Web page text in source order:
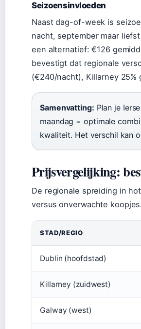
Seizoensinvloeden
Naast dag-of-week is
nacht, september maar
een alternatief: €126
bevestigt dat regionale
(€240/nacht), Killarney 25%
Samenvatting: Plan je
maandag = optimale
kwaliteit. Het verschil kan
Prijsvergelijking:
De regionale spreiding in
versus onverwachte
STAD/REGIO
Dublin (hoofdstad)
Killarney (zuidwest)
Galway (west)